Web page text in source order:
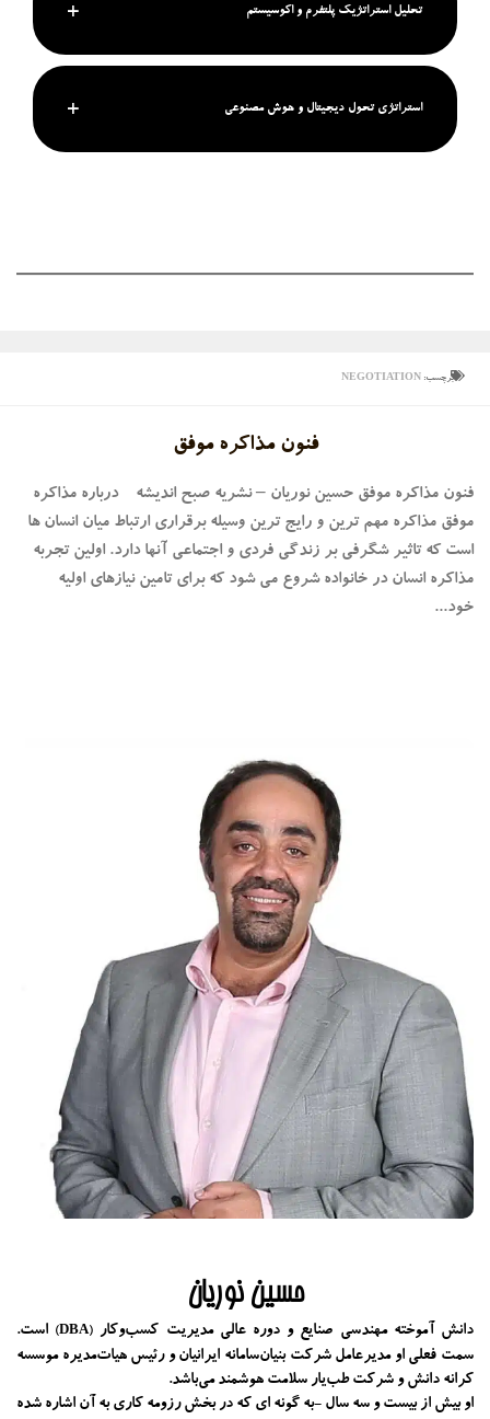
برچسب: NEGOTIATION
فنون مذاکره موفق
فنون مذاکره موفق حسین نوریان – نشریه صبح اندیشه درباره مذاکره
موفق مذاکره مهم ترین و رایج ترین وسیله برقراری ارتباط میان انسان ها
است که تاثیر شگرفی بر زندگی فردی و اجتماعی آنها دارد. اولین تجربه
مذاکره انسان در خانواده شروع می شود که برای تامین نیازهای اولیه
خود...
تحلیل استراتژیک پلتفرم و اکوسیستم
استراتژی تحول دیجیتال و هوش مصنوعی
حسین نوریان
دانش آموخته مهندسی صنایع و دوره عالی مدیریت کسب‌و‌کار (DBA)
است.
سمت فعلی او مدیرعامل شرکت بنیان‌سامانه ایرانیان و رئیس هیات‌مدیره موسسه
کرانه دانش و شرکت طب‌یار سلامت هوشمند می‌باشد.
او بیش از بیست و سه سال -به گونه ای که در بخش رزومه کاری به آن اشاره شده